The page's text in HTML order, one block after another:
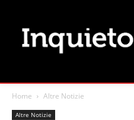
Home Altre Notizie
Altre Notizie